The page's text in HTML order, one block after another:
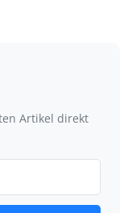
Artikel direkt